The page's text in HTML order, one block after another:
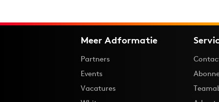
Meer Adformatie
Partners
Events
Vacatures